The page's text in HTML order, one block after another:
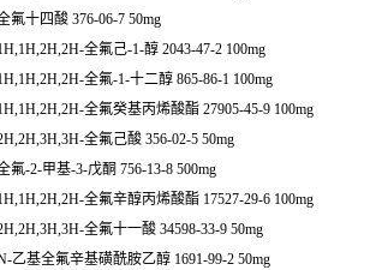
氟十四酸 376-06-7 50mg
全氟己-1-醇 2043-47-2 100mg
全氟-1-十二醇 865-86-1 100mg
全氟癸基丙烯酸酯 27905-45-9 100mg
全氟己酸 356-02-5 50mg
氟-2-甲基-3-戊酮 756-13-8 500mg
全氟辛醇丙烯酸酯 17527-29-6 100mg
全氟十一酸 34598-33-9 50mg
乙基全氟辛基磺酰胺乙醇 1691-99-2 50mg